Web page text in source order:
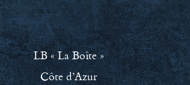
Mentions légales et Politique de confidentialité
LB « La Boîte »
Côte d’Azur